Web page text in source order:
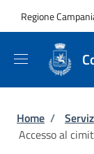
Regione
Home /
Accesso al